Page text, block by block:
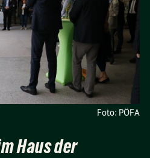
Foto: PÖFA
Haus der